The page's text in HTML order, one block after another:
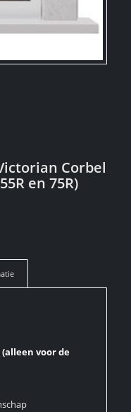
Corbel
en 75R)
voor de